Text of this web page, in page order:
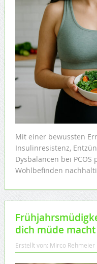
Mit einer bewussten
Insulinresistenz,
Dysbalancen bei
Wohlbefinden
dich müde macht
Erstellt von: Mirco Rehmeier